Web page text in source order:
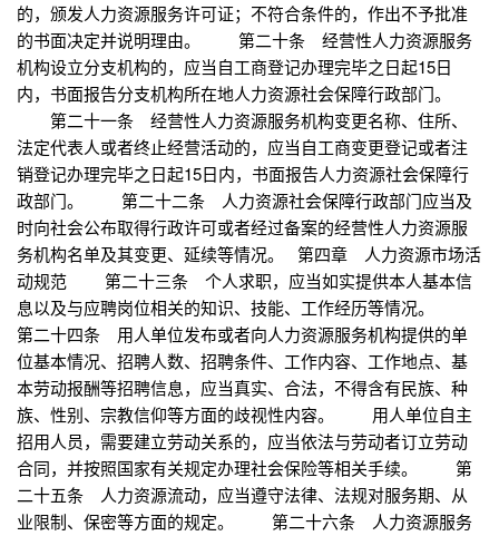
的，颁发人力资源服务许可证；不符合条件的，作出不予批准
的书面决定并说明理由。 第二十条 经营性人力资源服务
机构设立分支机构的，应当自工商登记办理完毕之日起15日
内，书面报告分支机构所在地人力资源社会保障行政部门。
第二十一条 经营性人力资源服务机构变更名称、住所、
法定代表人或者终止经营活动的，应当自工商变更登记或者注
销登记办理完毕之日起15日内，书面报告人力资源社会保障行
政部门。 第二十二条 人力资源社会保障行政部门应当及
时向社会公布取得行政许可或者经过备案的经营性人力资源服
务机构名单及其变更、延续等情况。 第四章 人力资源市场活
动规范 第二十三条 个人求职，应当如实提供本人基本信
息以及与应聘岗位相关的知识、技能、工作经历等情况。
第二十四条 用人单位发布或者向人力资源服务机构提供的单
位基本情况、招聘人数、招聘条件、工作内容、工作地点、基
本劳动报酬等招聘信息，应当真实、合法，不得含有民族、种
族、性别、宗教信仰等方面的歧视性内容。 用人单位自主
招用人员，需要建立劳动关系的，应当依法与劳动者订立劳动
合同，并按照国家有关规定办理社会保险等相关手续。 第
二十五条 人力资源流动，应当遵守法律、法规对服务期、从
业限制、保密等方面的规定。 第二十六条 人力资源服务